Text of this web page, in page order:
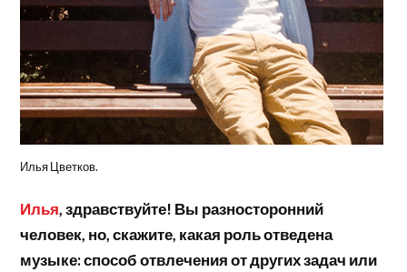
Илья Цветков.
Илья, здравствуйте! Вы разносторонний
человек, но, скажите, какая роль отведена
музыке: способ отвлечения от других задач или